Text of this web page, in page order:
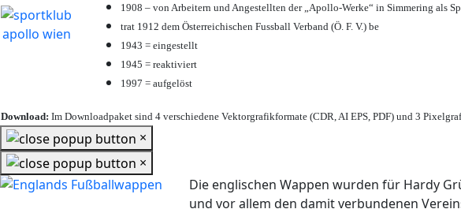
1908 – von Arbeitern und Angestellten der „Apollo-Werke“ in Simmering als
trat 1912 dem Österreichischen Fussball Verband (Ö. F. V.) be
1943 = eingestellt
1945 = reaktiviert
1997 = aufgelöst
Download: Im Downloadpaket sind 4 verschiedene Vektorgrafikformate (CDR, AI EPS, PDF) und 3
×
×
Die englischen Wappen wurden für Hardy
und vor allem den damit verbundenen